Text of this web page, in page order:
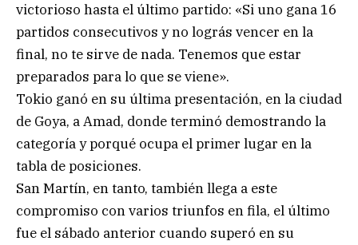
victorioso hasta el último partido: «Si uno gana 16
partidos consecutivos y no lográs vencer en la
final, no te sirve de nada. Tenemos que estar
preparados para lo que se viene».
Tokio ganó en su última presentación, en la ciudad
de Goya, a Amad, donde terminó demostrando la
categoría y porqué ocupa el primer lugar en la
tabla de posiciones.
San Martín, en tanto, también llega a este
compromiso con varios triunfos en fila, el último
fue el sábado anterior cuando superó en su